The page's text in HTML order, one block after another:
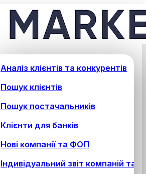
Аналіз клієнтів та конкурентів
Пошук клієнтів
Пошук постачальників
Клієнти для банків
Нові компанії та ФОП
Індивідуальний звіт компаній та